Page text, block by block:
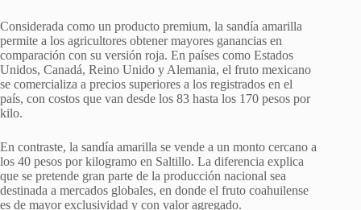
Considerada como un producto premium, la sandía amarilla
permite a los agricultores obtener mayores ganancias en
comparación con su versión roja. En países como Estados
Unidos, Canadá, Reino Unido y Alemania, el fruto mexicano
se comercializa a precios superiores a los registrados en el
país, con costos que van desde los 83 hasta los 170 pesos por
kilo.
En contraste, la sandía amarilla se vende a un monto cercano a
los 40 pesos por kilogramo en Saltillo. La diferencia explica
que se pretende gran parte de la producción nacional sea
destinada a mercados globales, en donde el fruto coahuilense
es de mayor exclusividad y con valor agregado.